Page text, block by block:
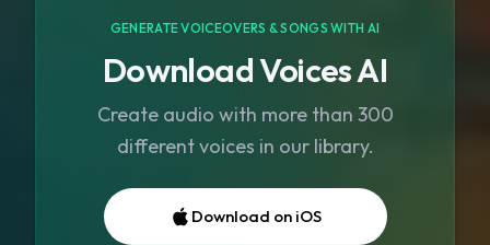
GENERATE VOICEOVERS & SONGS WITH AI
Download Voices AI
Create audio with more than 300
different voices in our library.
Download on iOS